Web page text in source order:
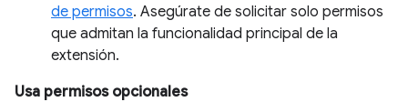
de permisos. Asegúrate de solicitar solo permisos
que admitan la funcionalidad principal de la
extensión.
Usa permisos opcionales